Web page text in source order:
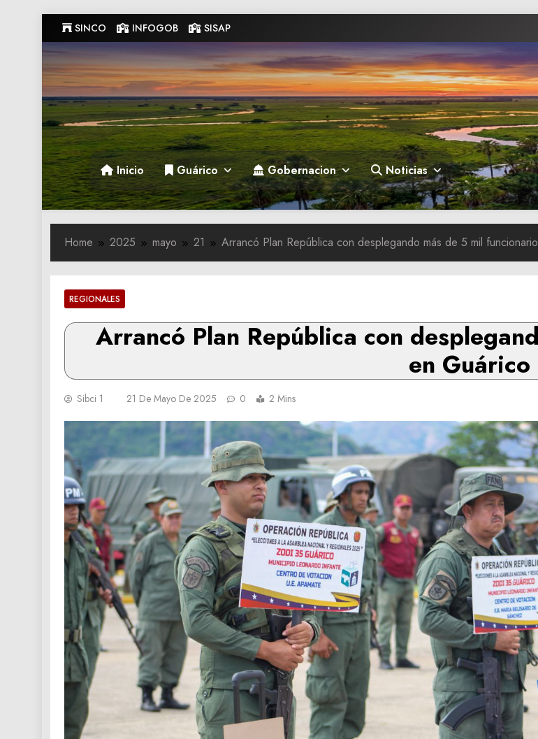
to
content
SINCO INFOGOB SISAP
Gobernacion de Guarico
Gobernacion de Guarico
Inicio Guárico Gobernacion Noticias
Home 2025 mayo 21 Arrancó Plan República con desplegando más de 5 mil
REGIONALES
Arrancó Plan República con
en Guárico
Sibci 1 21 De Mayo De 2025 0 2 Mins